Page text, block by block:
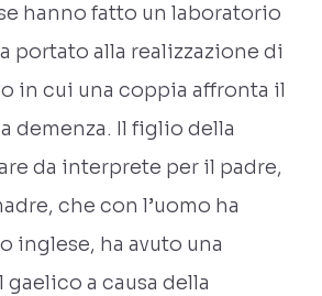
hanno fatto un laboratorio
portato alla realizzazione di
in cui una coppia affronta il
demenza. Il figlio della
da interprete per il padre,
che con l’uomo ha
inglese, ha avuto una
gaelico a causa della